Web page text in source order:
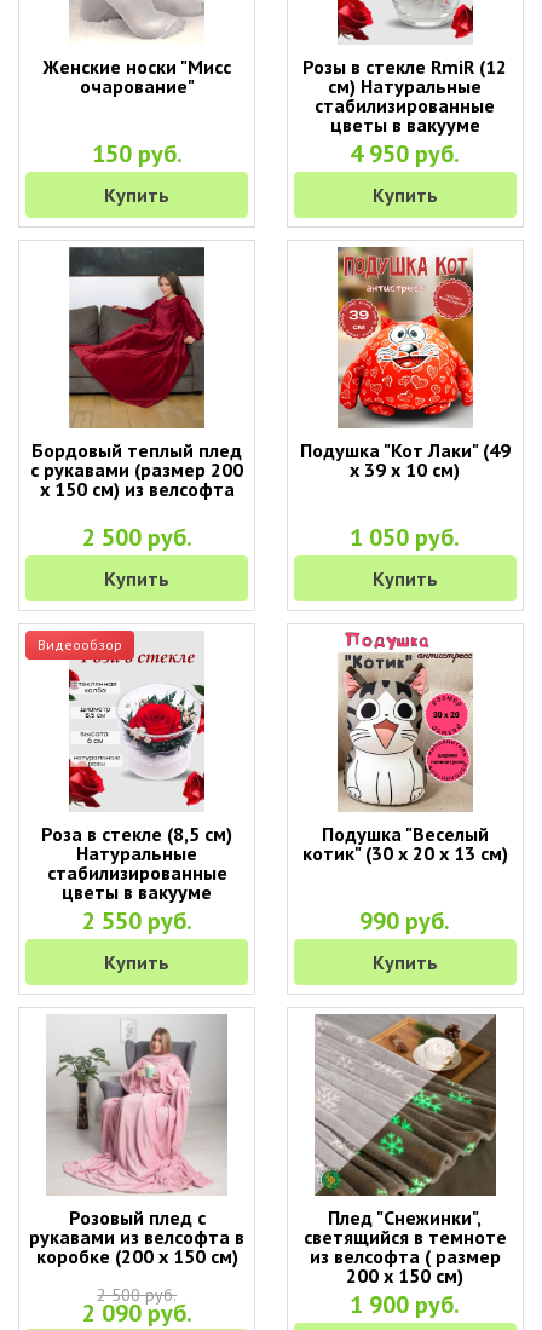
Женские носки "Мисс
очарование"
150 руб.
Купить
Розы в стекле RmiR (12
см) Натуральные
стабилизированные
цветы в вакууме
4 950 руб.
Купить
Бордовый теплый плед
с рукавами (размер 200
х 150 см) из велсофта
2 500 руб.
Купить
Подушка "Кот Лаки" (49
х 39 х 10 см)
1 050 руб.
Купить
Видеообзор
Роза в стекле (8,5 см)
Натуральные
стабилизированные
цветы в вакууме
2 550 руб.
Купить
Подушка "Веселый
котик" (30 х 20 х 13 см)
990 руб.
Купить
Розовый плед с
рукавами из велсофта в
коробке (200 х 150 см)
2 500 руб.
2 090 руб.
Плед "Снежинки",
светящийся в темноте
из велсофта ( размер
200 х 150 см)
1 900 руб.